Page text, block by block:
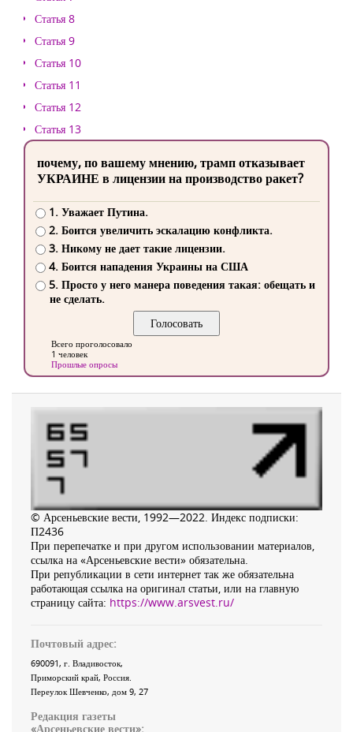
Статья 8
Статья 9
Статья 10
Статья 11
Статья 12
Статья 13
почему, по вашему мнению, трамп отказывает
УКРАИНЕ в лицензии на производство ракет?
1. Уважает Путина.
2. Боится увеличить эскалацию конфликта.
3. Никому не дает такие лицензии.
4. Боится нападения Украины на США
5. Просто у него манера поведения такая: обещать и
не сделать.
Всего проголосовало
1 человек
Прошлые опросы
© Арсеньевские вести, 1992—2022. Индекс подписки:
П2436
При перепечатке и при другом использовании материалов,
ссылка на «Арсеньевские вести» обязательна.
При републикации в сети интернет так же обязательна
работающая ссылка на оригинал статьи, или на главную
страницу сайта: https://www.arsvest.ru/
Почтовый адрес:
690091, г. Владивосток,
Приморский край, Россия
Переулок Шевченко, дом 9, 27
Редакция газеты
«Арсеньевские вести»: